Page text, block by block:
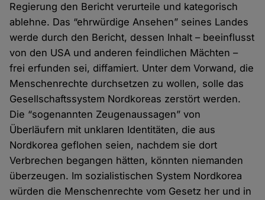
Regierung den Bericht verurteile und kategorisch
ablehne. Das “ehrwürdige Ansehen” seines Landes
werde durch den Bericht, dessen Inhalt – beeinflusst
von den USA und anderen feindlichen Mächten –
frei erfunden sei, diffamiert. Unter dem Vorwand, die
Menschenrechte durchsetzen zu wollen, solle das
Gesellschaftssystem Nordkoreas zerstört werden.
Die “sogenannten Zeugenaussagen” von
Überläufern mit unklaren Identitäten, die aus
Nordkorea geflohen seien, nachdem sie dort
Verbrechen begangen hätten, könnten niemanden
überzeugen. Im sozialistischen System Nordkorea
würden die Menschenrechte vom Gesetz her und in